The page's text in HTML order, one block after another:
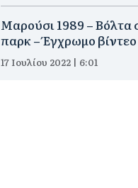
Μαρούσι 1989 – Βόλτα
παρκ – Έγχρωμο βίντεο
17 Ιουλίου 2022 | 6:01